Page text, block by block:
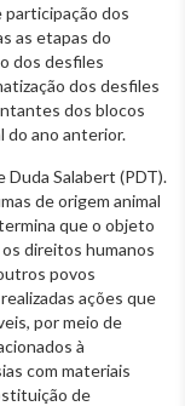
dos
as etapas do
dos desfiles
dos desfiles
dos blocos
do ano anterior.
Duda Salabert (PDT).
de origem animal
que o objeto
direitos humanos
povos
ações que
por meio de
à
com materiais
de